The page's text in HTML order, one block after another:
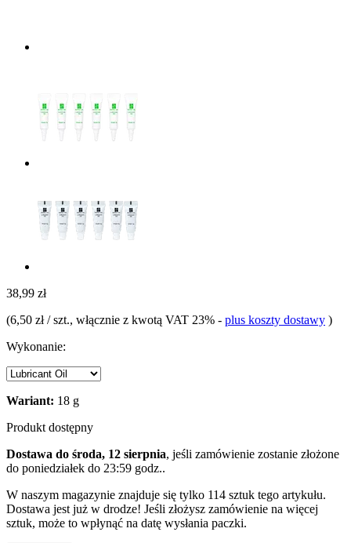
38,99 zł
(6,50 zł / szt., włącznie z kwotą VAT 23% - plus koszty dostawy )
Wykonanie:
Wariant: 18 g
Produkt dostępny
Dostawa do środa, 12 sierpnia, jeśli zamówienie zostanie złożone
do poniedziałek do 23:59 godz..
W naszym magazynie znajduje się tylko 114 sztuk tego artykułu.
Dostawa jest już w drodze! Jeśli złożysz zamówienie na więcej
sztuk, może to wpłynąć na datę wysłania paczki.